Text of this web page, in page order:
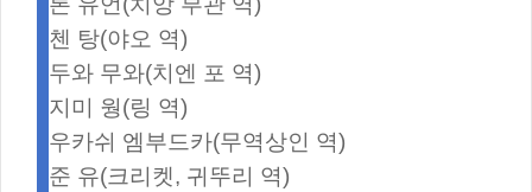
첸 탕(야오 역)
두와 무와(치엔 포 역)
지미 웡(링 역)
우카쉬 엠부드카(무역상인 역)
준 유(크리켓, 귀뚜리 역)